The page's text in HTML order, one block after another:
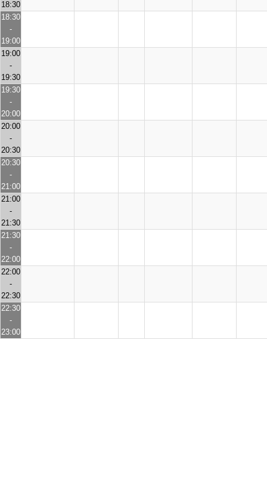
18:30
18:30
-
19:00
19:00
-
19:30
19:30
-
20:00
20:00
-
20:30
20:30
-
21:00
21:00
-
21:30
21:30
-
22:00
22:00
-
22:30
22:30
-
23:00